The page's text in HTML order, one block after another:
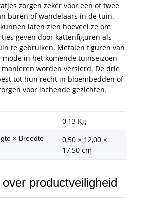
zorgen zeker voor een of twee
buren of wandelaars in de tuin.
laten zien hoeveel ze om
geven door kattenfiguren als
te gebruiken. Metalen figuren van
in het komende tuinseizoen
worden versierd. De drie
tot hun recht in bloembedden of
voor lachende gezichten.
0,13 Kg
× Breedte
0,50 × 12,00 ×
17,50 cm
productveiligheid